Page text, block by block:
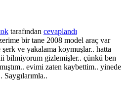
tarafından cevaplandı
bir tane 2008 model araç var
ve yakalama koymuşlar.. hatta
bilmiyorum gizlemişler.. çünkü ben
evimi zaten kaybettim.. yinede